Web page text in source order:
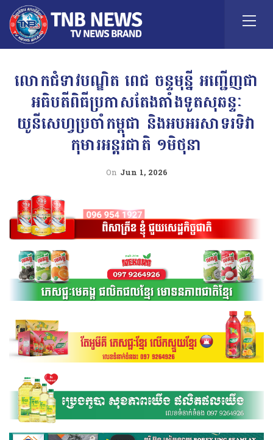
លោកជំទាវបណ្ឌិត ពេជ ចន្ទមុន្នី អញ្ជើញជា
អធិបតីពិធីប្រកាសតែងតាំងទូតសុឆន្ទៈ
យូនីសេហ្វប្រចាំកម្ពុជា និងអបអរសាទរទិវា
កុមារអន្តរជាតិ ១មិថុនា
On Jun 1, 2026